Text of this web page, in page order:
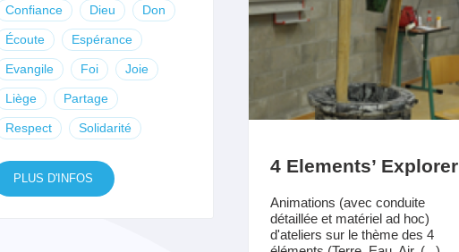
Confiance Dieu Don
Écoute Espérance
Evangile Foi Joie
Liège Partage
Respect Solidarité
PLUS D'INFOS
4 Elements’ Explorer
Animations (avec conduite
détaillée et matériel ad hoc)
d'ateliers sur le thème des 4